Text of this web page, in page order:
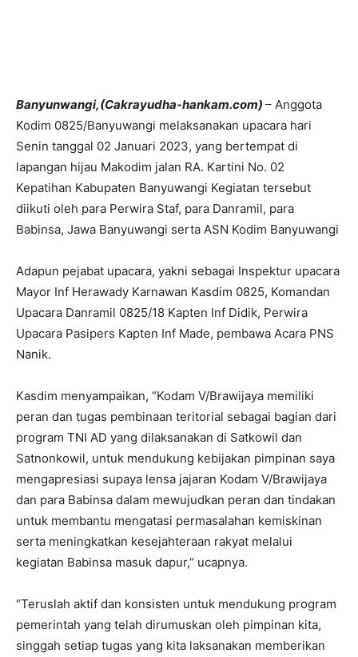
Banyunwangi,(Cakrayudha-hankam.com) – Anggota
Kodim 0825/Banyuwangi melaksanakan upacara hari
Senin tanggal 02 Januari 2023, yang bertempat di
lapangan hijau Makodim jalan RA. Kartini No. 02
Kepatihan Kabupaten Banyuwangi Kegiatan tersebut
diikuti oleh para Perwira Staf, para Danramil, para
Babinsa, Jawa Banyuwangi serta ASN Kodim Banyuwangi
Adapun pejabat upacara, yakni sebagai Inspektur upacara
Mayor Inf Herawady Karnawan Kasdim 0825, Komandan
Upacara Danramil 0825/18 Kapten Inf Didik, Perwira
Upacara Pasipers Kapten Inf Made, pembawa Acara PNS
Nanik.
Kasdim menyampaikan, “Kodam V/Brawijaya memiliki
peran dan tugas pembinaan teritorial sebagai bagian dari
program TNI AD yang dilaksanakan di Satkowil dan
Satnonkowil, untuk mendukung kebijakan pimpinan saya
mengapresiasi supaya lensa jajaran Kodam V/Brawijaya
dan para Babinsa dalam mewujudkan peran dan tindakan
untuk membantu mengatasi permasalahan kemiskinan
serta meningkatkan kesejahteraan rakyat melalui
kegiatan Babinsa masuk dapur,” ucapnya.
“Teruslah aktif dan konsisten untuk mendukung program
pemerintah yang telah dirumuskan oleh pimpinan kita,
singgah setiap tugas yang kita laksanakan memberikan